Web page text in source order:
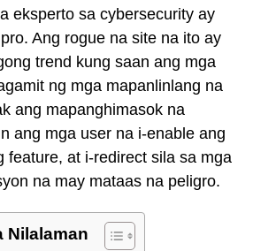
eksperto sa cybersecurity ay
Ang rogue na site na ito ay
trend kung saan ang mga
ng mga mapanlinlang na
ang mapanghimasok na
ang mga user na i-enable ang
feature, at i-redirect sila sa mga
na may mataas na peligro.
Nilalaman